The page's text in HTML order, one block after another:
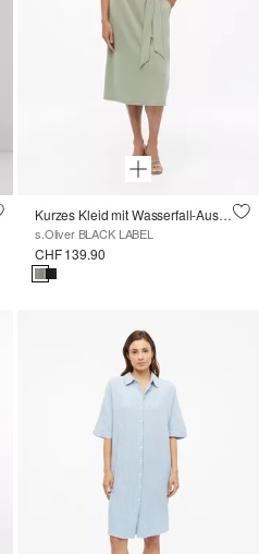
Kurzes Kleid mit Wasserfall-Ausschnitt und Bindegürtel
s.Oliver BLACK LABEL
CHF 139.90